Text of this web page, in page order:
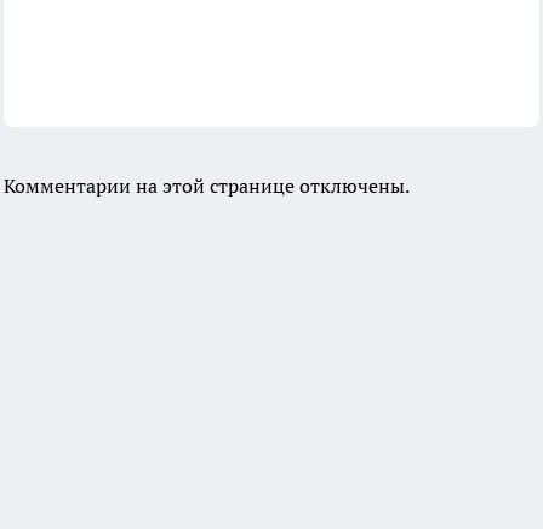
Комментарии на этой странице отключены.